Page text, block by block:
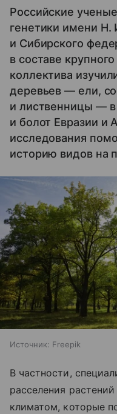
Российские
генетики имени Н.
и Сибирского
в составе
коллектива
деревьев — ели,
и лиственницы —
и болот Евразии и
исследования
историю видов на
Источник: Freepik
В частности,
расселения
климатом, которые